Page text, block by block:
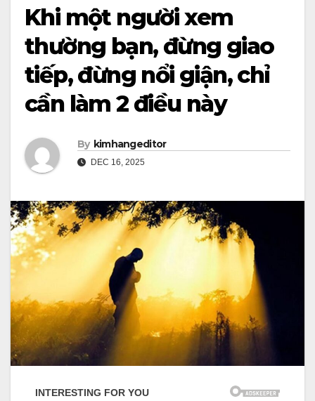
Khi một người xem
thường bạn, đừng giao
tiếp, đừng nổi giận, chỉ
cần làm 2 điều này
By kimhangeditor
DEC 16, 2025